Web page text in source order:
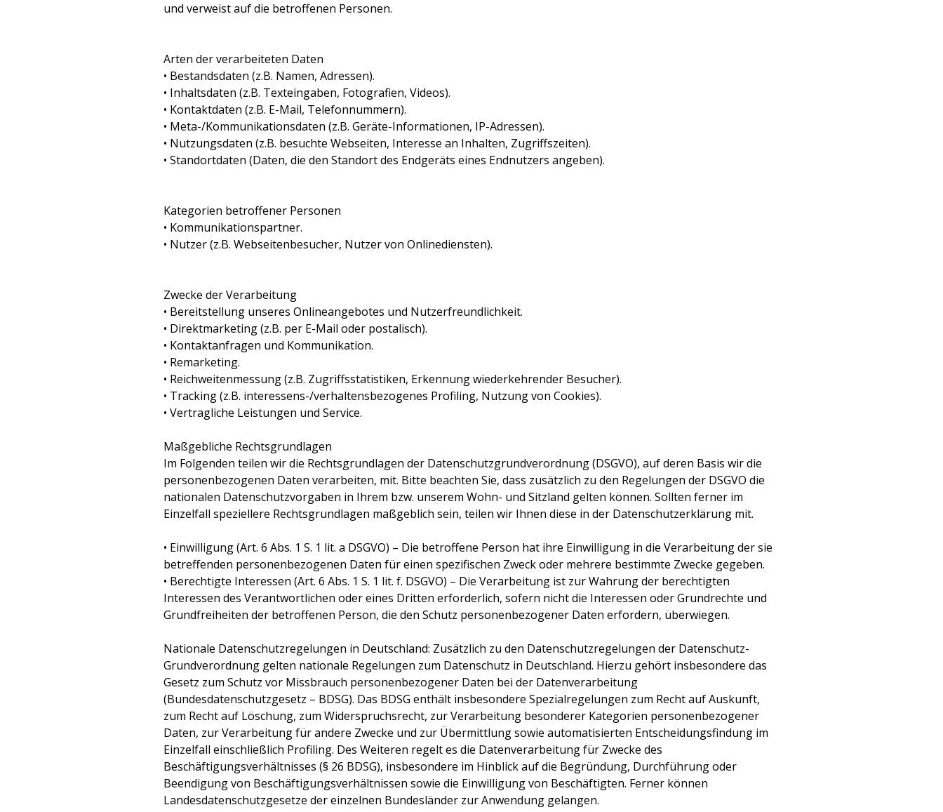
und verweist auf die betroffenen Personen.
Arten der verarbeiteten Daten
• Bestandsdaten (z.B. Namen, Adressen).
• Inhaltsdaten (z.B. Texteingaben, Fotografien, Videos).
• Kontaktdaten (z.B. E-Mail, Telefonnummern).
• Meta-/Kommunikationsdaten (z.B. Geräte-Informationen, IP-Adressen).
• Nutzungsdaten (z.B. besuchte Webseiten, Interesse an Inhalten, Zugriffszeiten).
• Standortdaten (Daten, die den Standort des Endgeräts eines Endnutzers angeben).
Kategorien betroffener Personen
• Kommunikationspartner.
• Nutzer (z.B. Webseitenbesucher, Nutzer von Onlinediensten).
Zwecke der Verarbeitung
• Bereitstellung unseres Onlineangebotes und Nutzerfreundlichkeit.
• Direktmarketing (z.B. per E-Mail oder postalisch).
• Kontaktanfragen und Kommunikation.
• Remarketing.
• Reichweitenmessung (z.B. Zugriffsstatistiken, Erkennung wiederkehrender Besucher).
• Tracking (z.B. interessens-/verhaltensbezogenes Profiling, Nutzung von Cookies).
• Vertragliche Leistungen und Service.
Maßgebliche Rechtsgrundlagen
Im Folgenden teilen wir die Rechtsgrundlagen der Datenschutzgrundverordnung (DSGVO), auf deren Basis wir die
personenbezogenen Daten verarbeiten, mit. Bitte beachten Sie, dass zusätzlich zu den Regelungen der DSGVO die
nationalen Datenschutzvorgaben in Ihrem bzw. unserem Wohn- und Sitzland gelten können. Sollten ferner im
Einzelfall speziellere Rechtsgrundlagen maßgeblich sein, teilen wir Ihnen diese in der Datenschutzerklärung mit.
• Einwilligung (Art. 6 Abs. 1 S. 1 lit. a DSGVO) – Die betroffene Person hat ihre Einwilligung in die Verarbeitung der sie
betreffenden personenbezogenen Daten für einen spezifischen Zweck oder mehrere bestimmte Zwecke gegeben.
• Berechtigte Interessen (Art. 6 Abs. 1 S. 1 lit. f. DSGVO) – Die Verarbeitung ist zur Wahrung der berechtigten
Interessen des Verantwortlichen oder eines Dritten erforderlich, sofern nicht die Interessen oder Grundrechte und
Grundfreiheiten der betroffenen Person, die den Schutz personenbezogener Daten erfordern, überwiegen.
Nationale Datenschutzregelungen in Deutschland: Zusätzlich zu den Datenschutzregelungen der Datenschutz-
Grundverordnung gelten nationale Regelungen zum Datenschutz in Deutschland. Hierzu gehört insbesondere das
Gesetz zum Schutz vor Missbrauch personenbezogener Daten bei der Datenverarbeitung
(Bundesdatenschutzgesetz – BDSG). Das BDSG enthält insbesondere Spezialregelungen zum Recht auf Auskunft,
zum Recht auf Löschung, zum Widerspruchsrecht, zur Verarbeitung besonderer Kategorien personenbezogener
Daten, zur Verarbeitung für andere Zwecke und zur Übermittlung sowie automatisierten Entscheidungsfindung im
Einzelfall einschließlich Profiling. Des Weiteren regelt es die Datenverarbeitung für Zwecke des
Beschäftigungsverhältnisses (§ 26 BDSG), insbesondere im Hinblick auf die Begründung, Durchführung oder
Beendigung von Beschäftigungsverhältnissen sowie die Einwilligung von Beschäftigten. Ferner können
Landesdatenschutzgesetze der einzelnen Bundesländer zur Anwendung gelangen.